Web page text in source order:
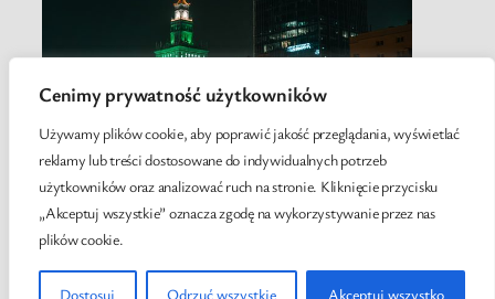
Cenimy prywatność użytkowników
Używamy plików cookie, aby poprawić jakość przeglądania, wyświetlać
reklamy lub treści dostosowane do indywidualnych potrzeb
użytkowników oraz analizować ruch na stronie. Kliknięcie przycisku
„Akceptuj wszystkie” oznacza zgodę na wykorzystywanie przez nas
plików cookie.
Dostosuj Odrzuć wszystkie Akceptuj wszystko
Twenty Twenty-Five Designed withWordPress